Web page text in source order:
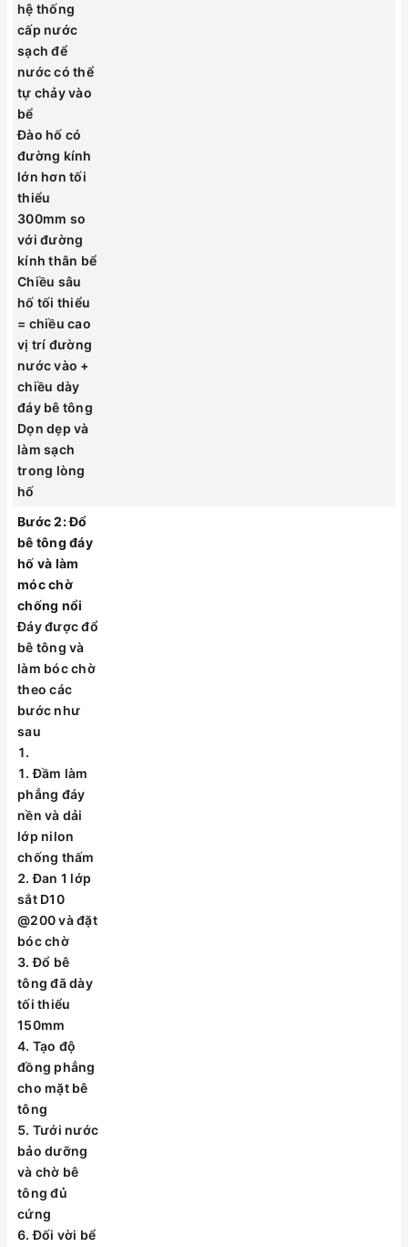
Thi công
Hướng dẫn lắp đặt bể nước
ngầm Sơn Hà
Bước 1: Khảo sát vị trí
lắp đặt và đào hố lắp
đặt bể
Bể nước ngầm cần
đặt thấp hơn hệ
thống cấp nước
sạch để nước có thể
tự chảy vào bể
Đào hố có đường
kính lớn hơn tối
thiểu 300mm so với
đường kính thân bể
Chiều sâu hố tối
trí đường nước vào
+ chiều dày đáy bê
tông
Dọn dẹp và làm
sạch trong lòng hố
Bước 2: Đổ bê tông
đáy hố và làm móc
chờ chống nổi
Đáy được đổ bê
tông và làm bóc chờ
Đầm làm phẳng
đáy nền và dải lớp
nilon chống thấm
Đan 1 lớp sắt
D10 @200 và đặt
bóc chờ
Đổ bê tông đã
dày tối thiểu
150mm
Tạo độ đồng
phẳng cho mặt bê
tông
Tưới nước bảo
dưỡng và chờ bê
tông đủ cứng
tích lớn hơn
2000l hoặc nền
đất yếu thì đáy
phải được gia
Bề mặt đáy làm
hệ thống
cấp nước
sạch để
nước có thể
tự chảy vào
bể
Đào hố có
đường kính
lớn hơn tối
thiểu
300mm so
với đường
kính thân bể
Chiều sâu
hố tối thiểu
= chiều cao
vị trí đường
nước vào +
chiều dày
đáy bê tông
Dọn dẹp và
làm sạch
trong lòng
hố
Bước 2: Đổ
bê tông đáy
hố và làm
móc chờ
chống nổi
Đáy được đổ
bê tông và
làm bóc chờ
theo các
bước như
sau
Đầm làm
phẳng đáy
nền và dải
lớp nilon
chống thấm
Đan 1 lớp
sắt D10
@200 và đặt
bóc chờ
Đổ bê
tông đã dày
tối thiểu
150mm
Tạo độ
đồng phẳng
cho mặt bê
tông
Tưới nước
bảo dưỡng
và chờ bê
tông đủ
cứng
Đối vời bể